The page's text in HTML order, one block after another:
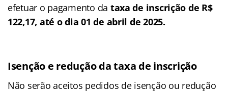
efetuar o pagamento da taxa de inscrição de R$
122,17, até o dia 01 de abril de 2025.
Isenção e redução da taxa de inscrição
Não serão aceitos pedidos de isenção ou redução